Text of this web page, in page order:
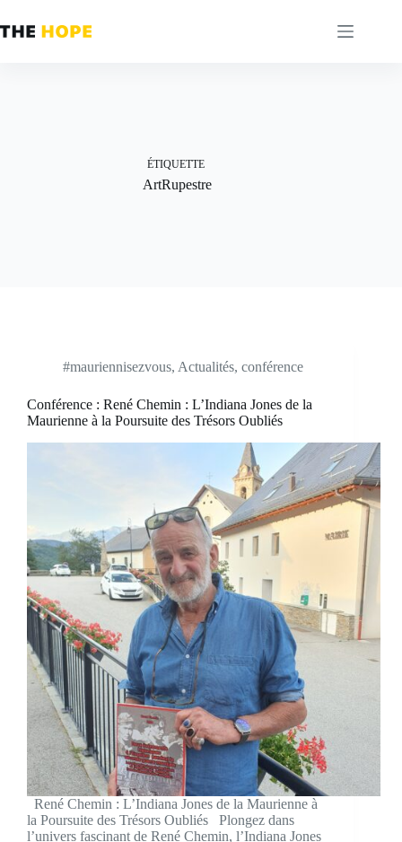
au
contenu
ÉTIQUETTE
ArtRupestre
#mauriennisezvous, Actualités, conférence
Conférence : René Chemin : L’Indiana Jones de la
Maurienne à la Poursuite des Trésors Oubliés
René Chemin : L’Indiana Jones de la Maurienne à
la Poursuite des Trésors Oubliés Plongez dans
l’univers fascinant de René Chemin, l’Indiana Jones